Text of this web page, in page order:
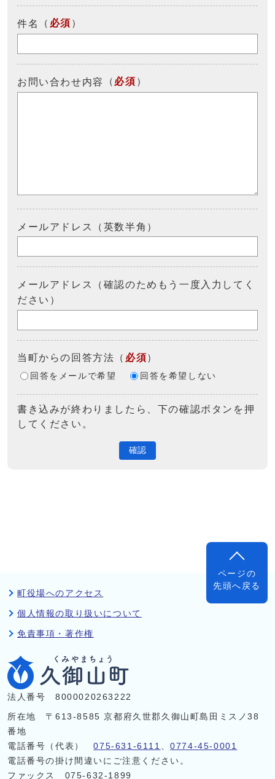
件名 （ 必須 ）
お問い合わせ内容 （ 必須 ）
メールアドレス（英数半角）
メールアドレス（確認のためもう一度入力してく
ださい）
当町からの回答方法 （ 必須）
回答をメールで希望 回答を希望しない
書き込みが終わりましたら、下の確認ボタンを押
してください。
確認
ページの
先頭へ戻る
町役場へのアクセス
個人情報の取り扱いについて
免責事項・著作権
法人番号 8000020263222
所在地 〒613-8585 京都府久世郡久御山町島田ミスノ38
番地
電話番号（代表）075-631-6111 、0774-45-0001
電話番号の掛け間違いにご注意ください。
ファックス 075-632-1899